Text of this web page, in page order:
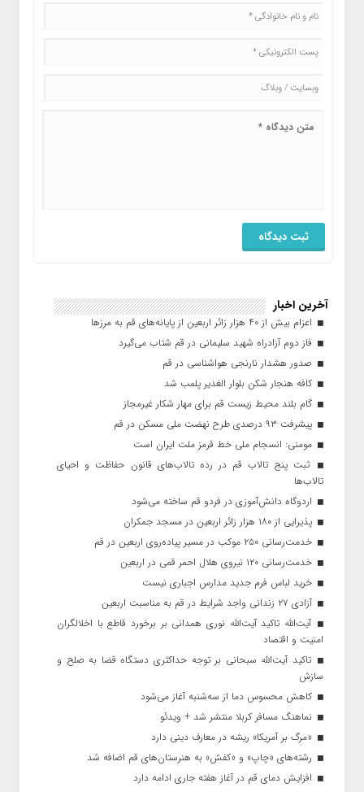
آخرین اخبار
اعزام بیش از ۴۰ هزار زائر اربعین از پایانه‌های قم به مرزها
فاز دوم آزادراه شهید سلیمانی در قم شتاب می‌گیرد
صدور هشدار نارنجی هواشناسی در قم
کافه هنجار شکن بلوار الغدیر پلمب شد
گام بلند محیط زیست قم برای مهار شکار غیرمجاز
پیشرفت ۹۳ درصدی طرح نهضت ملی مسکن در قم
مومنی: انسجام ملی خط قرمز ملت ایران است
ثبت پنج تالاب قم در رده تالاب‌های قانون حفاظت و احیای
تالاب‌ها
اردوگاه دانش‌آموزی در فردو قم ساخته می‌شود
پذیرایی از ۱۸۰ هزار زائر اربعین در مسجد جمکران
خدمت‌رسانی ۲۵۰ موکب در مسیر پیاده‌روی اربعین در قم
خدمت‌رسانی ۱۲۰ نیروی هلال احمر قمی در اربعین
خرید لباس فرم جدید مدارس اجباری نیست
آزادی ۲۷ زندانی واجد شرایط در قم به مناسبت اربعین
آیت‌الله تاکید آیت‌الله نوری همدانی بر برخورد قاطع با اخلالگران
امنیت و اقتصاد
تاکید آیت‌الله‌ سبحانی بر توجه حداکثری دستگاه قضا به صلح و
سازش
کاهش محسوس دما از سه‌شنبه آغاز می‌شود
نماهنگ مسافر کربلا منتشر شد + ویدئو
«مرگ بر آمریکا» ریشه در معارف دینی دارد
رشته‌های «چاپ» و «کفش» به هنرستان‌های قم اضافه شد
افزایش دمای قم در آغاز هفته جاری ادامه دارد